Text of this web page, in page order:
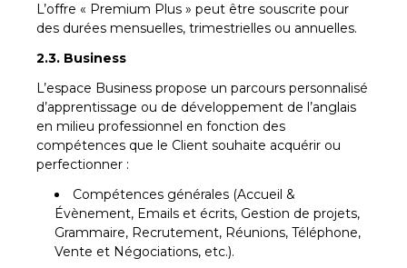
L’offre « Premium Plus » peut être souscrite pour
des durées mensuelles, trimestrielles ou annuelles.
2.3. Business
L’espace Business propose un parcours personnalisé
d’apprentissage ou de développement de l’anglais
en milieu professionnel en fonction des
compétences que le Client souhaite acquérir ou
perfectionner :
Compétences générales (Accueil &
Évènement, Emails et écrits, Gestion de projets,
Grammaire, Recrutement, Réunions, Téléphone,
Vente et Négociations, etc.).